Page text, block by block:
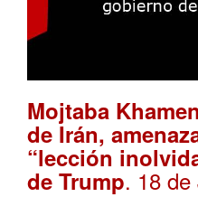
Mojtaba
de Irán,
“lección
de Trump. 18